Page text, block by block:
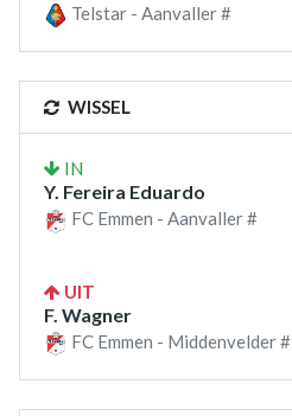
Telstar - Aanvaller #
WISSEL
IN
Y. Fereira Eduardo
FC Emmen - Aanvaller #
UIT
F. Wagner
FC Emmen - Middenvelder #